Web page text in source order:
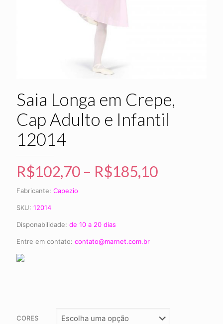
Saia Longa em Crepe,
Cap Adulto e Infantil
12014
R$102,70 – R$185,10
Fabricante: Capezio
SKU: 12014
Disponabilidade: de 10 a 20 dias
Entre em contato: contato@marnet.com.br
CORES